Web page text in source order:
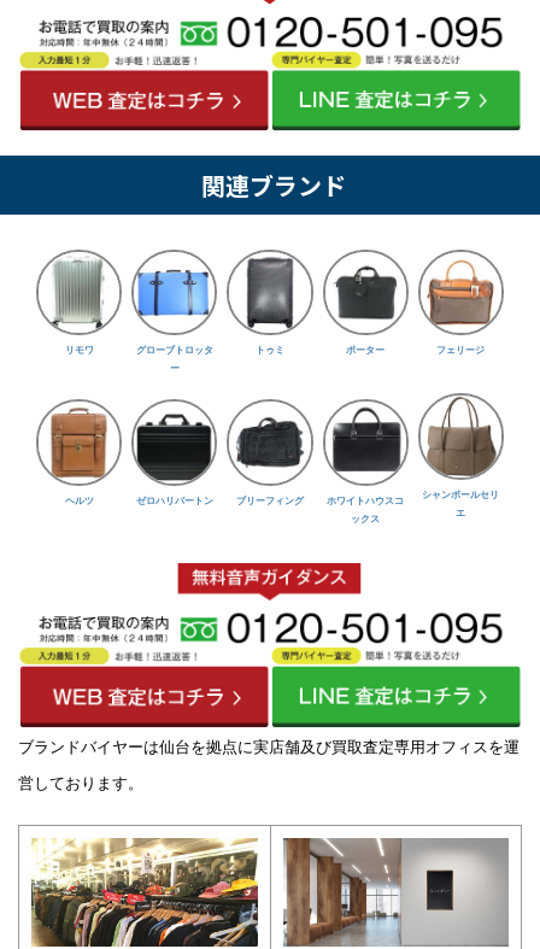
関連ブランド
リモワ
グローブトロッタ
ー
トゥミ ポーター フェリージ
ヘルツ ゼロハリバートン ブリーフィング
ホワイトハウスコ
ックス
シャンボールセリ
エ
ブランドバイヤーは仙台を拠点に実店舗及び買取査定専用オフィスを運
営しております。